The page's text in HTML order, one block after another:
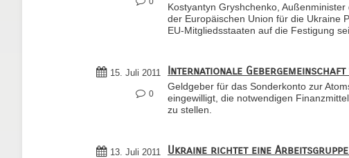
Kostyantyn Gryshchenko,
der Europäischen Union für die Ukraine
EU-Mitgliedsstaaten auf die Festigung
15. Juli 2011
0
Internationale
Geldgeber für das Sonderkonto zur
eingewilligt, die notwendigen
zu stellen.
13. Juli 2011 Ukraine richtet eine